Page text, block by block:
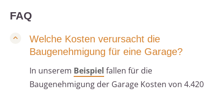
FAQ
Welche Kosten verursacht die
Baugenehmigung für eine Garage?
In unserem Beispiel fallen für die
Baugenehmigung der Garage Kosten von 4.420